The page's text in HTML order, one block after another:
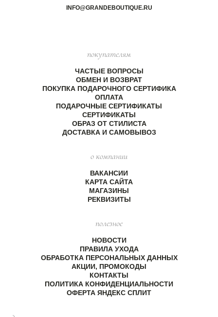
INFO@GRANDEBOUTIQUE.RU
покупателям
ЧАСТЫЕ ВОПРОСЫ
ОБМЕН И ВОЗВРАТ
ПОКУПКА ПОДАРОЧНОГО СЕРТИФИКА
ОПЛАТА
ПОДАРОЧНЫЕ СЕРТИФИКАТЫ
СЕРТИФИКАТЫ
ОБРАЗ ОТ СТИЛИСТА
ДОСТАВКА И САМОВЫВОЗ
о компании
ВАКАНСИИ
КАРТА САЙТА
МАГАЗИНЫ
РЕКВИЗИТЫ
полезное
НОВОСТИ
ПРАВИЛА УХОДА
ОБРАБОТКА ПЕРСОНАЛЬНЫХ ДАННЫХ
АКЦИИ, ПРОМОКОДЫ
КОНТАКТЫ
ПОЛИТИКА КОНФИДЕНЦИАЛЬНОСТИ
ОФЕРТА ЯНДЕКС СПЛИТ